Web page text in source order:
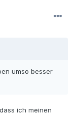
umso besser
ich meinen